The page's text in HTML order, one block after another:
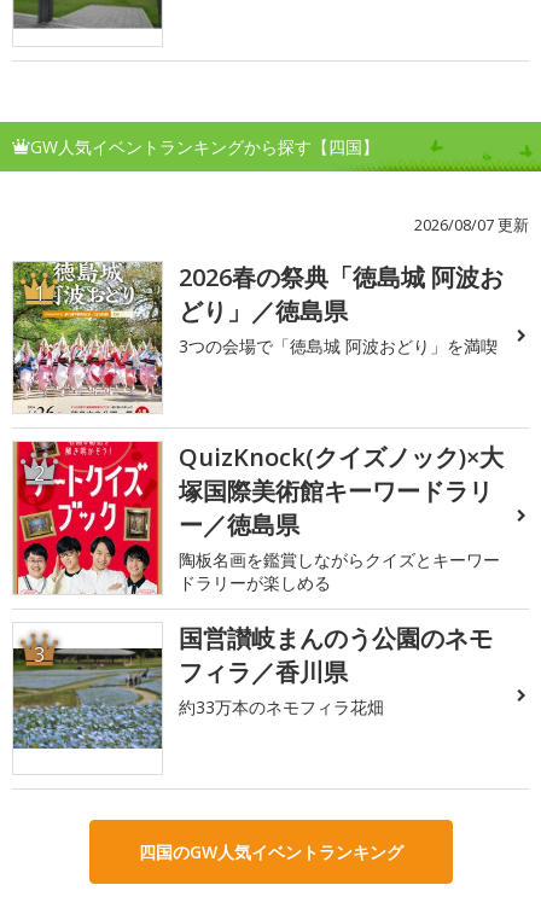
GW人気イベントランキングから探す【四国】
2026/08/07 更新
1
2026春の祭典「徳島城 阿波お
どり」／徳島県
3つの会場で「徳島城 阿波おどり」を満喫
2
QuizKnock(クイズノック)×大
塚国際美術館キーワードラリ
ー／徳島県
陶板名画を鑑賞しながらクイズとキーワー
ドラリーが楽しめる
3
国営讃岐まんのう公園のネモ
フィラ／香川県
約33万本のネモフィラ花畑
四国のGW人気イベントランキング